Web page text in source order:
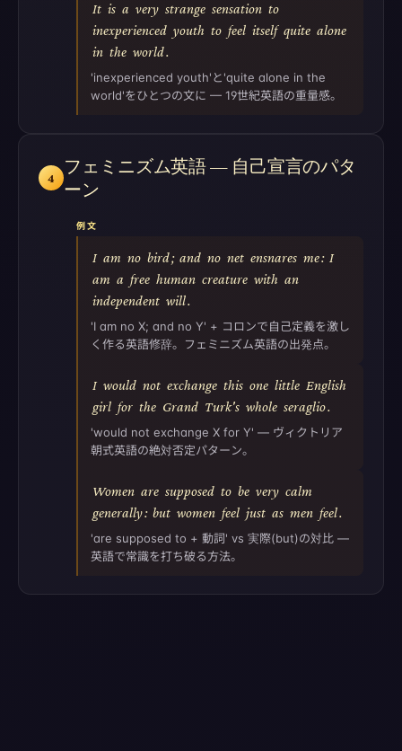
It is a very strange sensation to
inexperienced youth to feel itself quite alone
in the world.
'inexperienced youth'と'quite alone in the
world'をひとつの文に — 19世紀英語の重量感。
4
フェミニズム英語 — 自己宣言のパタ
ーン
例文
I am no bird; and no net ensnares me: I
am a free human creature with an
independent will.
'I am no X; and no Y' + コロンで自己定義を激し
く作る英語修辞。フェミニズム英語の出発点。
I would not exchange this one little English
girl for the Grand Turk's whole seraglio.
'would not exchange X for Y' — ヴィクトリア
朝式英語の絶対否定パターン。
Women are supposed to be very calm
generally: but women feel just as men feel.
'are supposed to + 動詞' vs 実際(but)の対比 —
英語で常識を打ち破る方法。